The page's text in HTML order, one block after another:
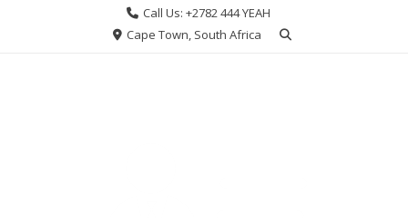
Call Us: +2782 444 YEAH
Cape Town, South Africa